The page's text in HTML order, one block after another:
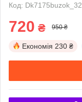
Код: Dk7175buzok_32
720 ₴ 950 ₴
Економія 230 ₴